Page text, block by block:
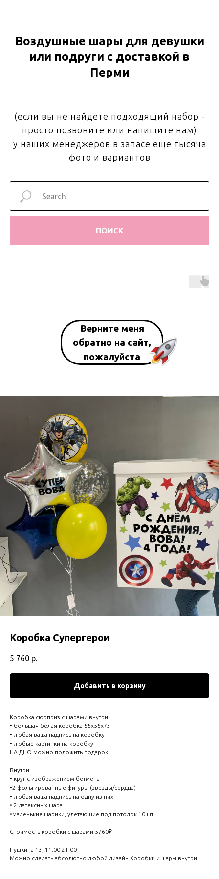
Воздушные шары для девушки
или подруги с доставкой в
Перми
(если вы не найдете подходящий набор -
просто позвоните или напишите нам)
у наших менеджеров в запасе еще тысяча
фото и вариантов
ПОИСК
Верните меня
обратно на сайт,
пожалуйста
Коробка Супергерои
5 760 р.
Добавить в корзину
Коробка сюрприз с шарами внутри:
• большая белая коробка 55х55х73
• любая ваша надпись на коробку
• любые картинки на коробку
НА ДНО можно положить подарок
Внутри:
• круг с изображением бетмена
•2 фольгированные фигуры (звезды/сердца)
• любая ваша надпись на одну из них
• 2 латексных шара
•маленькие шарики, улетающие под потолок 10 шт
Стоимость коробки с шарами 5760₽
Пушкина 13, 11:00-21:00
Можно сделать абсолютно любой дизайн Коробки и шары внутри